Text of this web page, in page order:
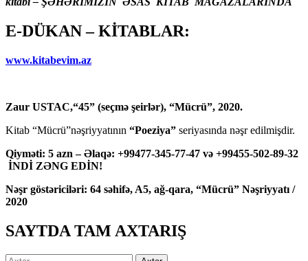
E-DÜKAN – KİTABLAR:
www.kitabevim.az
Zaur USTAC,“45” (seçmə şeirlər), “Mücrü”, 2020.
Kitab “Mücrü”nəşriyyatının “Poeziya” seriyasında nəşr edilmişdir.
Qiyməti: 5 azn – Əlaqə: +99477-345-77-47 və +99455-502-89-32
İNDİ ZƏNG EDİN!
Nəşr göstəriciləri: 64 səhifə, A5, ağ-qara, “Mücrü” Nəşriyyatı /
2020
SAYTDA TAM AXTARIŞ